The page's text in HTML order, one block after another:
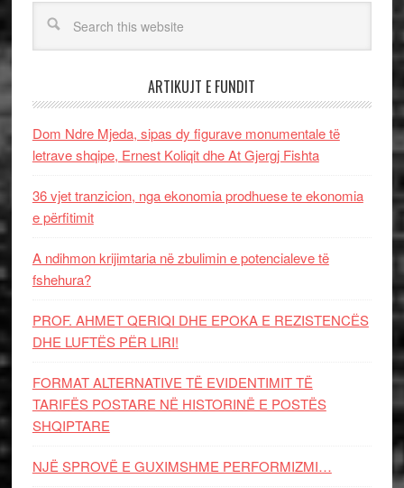
ARTIKUJT E FUNDIT
Dom Ndre Mjeda, sipas dy figurave monumentale të
letrave shqipe, Ernest Koliqit dhe At Gjergj Fishta
36 vjet tranzicion, nga ekonomia prodhuese te ekonomia
e përfitimit
A ndihmon krijimtaria në zbulimin e potencialeve të
fshehura?
PROF. AHMET QERIQI DHE EPOKA E REZISTENCЁS
DHE LUFTЁS PЁR LIRI!
FORMAT ALTERNATIVE TË EVIDENTIMIT TË
TARIFËS POSTARE NË HISTORINË E POSTËS
SHQIPTARE
NJË SPROVË E GUXIMSHME PERFORMIZMI…